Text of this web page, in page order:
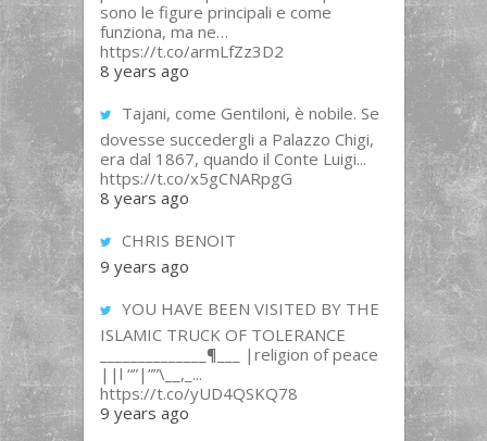
sono le figure principali e come
funziona, ma ne…
https://t.co/armLfZz3D2
8 years ago
Tajani, come Gentiloni, è nobile. Se
dovesse succedergli a Palazzo Chigi,
era dal 1867, quando il Conte Luigi...
https://t.co/x5gCNARpgG
8 years ago
CHRIS BENOIT
9 years ago
YOU HAVE BEEN VISITED BY THE
ISLAMIC TRUCK OF TOLERANCE
______________¶___ |religion of peace
||l “”|””\__,_...
https://t.co/yUD4QSKQ78
9 years ago